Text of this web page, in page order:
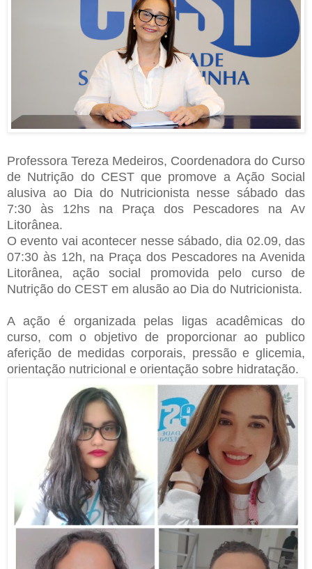
Professora Tereza Medeiros, Coordenadora do Curso
de Nutrição do CEST que promove a Ação Social
alusiva ao Dia do Nutricionista nesse sábado das
7:30 às 12hs na Praça dos Pescadores na Av
Litorânea.
O evento vai acontecer nesse sábado, dia 02.09, das
07:30 às 12h, na Praça dos Pescadores na Avenida
Litorânea, ação social promovida pelo curso de
Nutrição do CEST em alusão ao Dia do Nutricionista.
A ação é organizada pelas ligas acadêmicas do
curso, com o objetivo de proporcionar ao publico
aferição de medidas corporais, pressão e glicemia,
orientação nutricional e orientação sobre hidratação.